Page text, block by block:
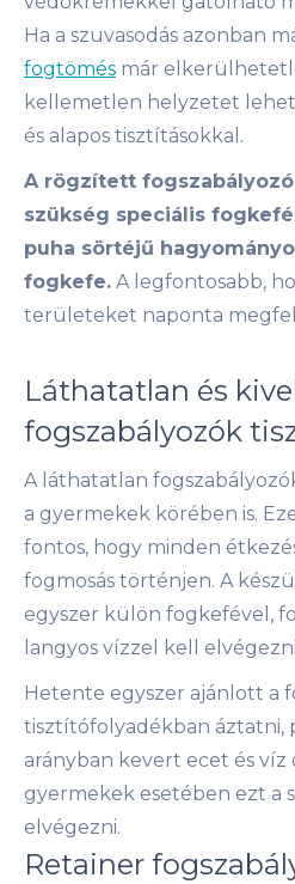
Ha a szuvasodás azonban
fogtömés már
kellemetlen helyzetet
és alapos tisztításokkal.
A rögzített
szükség speciális
puha sörtéjű
fogkefe. A legfontosabb,
területeket naponta
Láthatatlan és
fogszabályozók
A láthatatlan
a gyermekek körében is.
fontos, hogy minden
fogmosás történjen. A
egyszer külön fogkefével,
langyos vízzel kell
Hetente egyszer ajánlott a
tisztítófolyadékban áztatni,
arányban kevert ecet és víz
gyermekek esetében ezt a
elvégezni.
Retainer